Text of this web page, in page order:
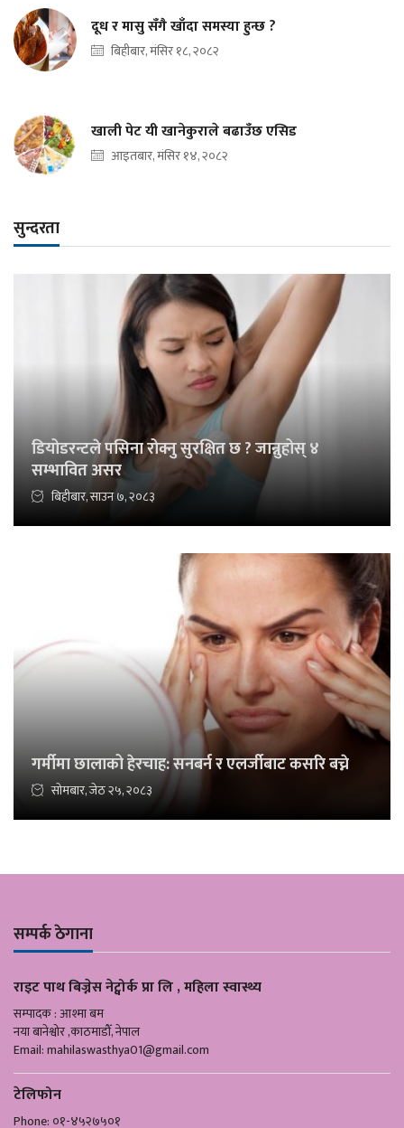
दूध र मासु सँगै खाँदा समस्या हुन्छ ?
बिहीबार, मंसिर १८, २०८२
खाली पेट यी खानेकुराले बढाउँछ एसिड
आइतबार, मंसिर १४, २०८२
सुन्दरता
डियोडरन्टले पसिना रोक्नु सुरक्षित छ ? जान्नुहोस् ४
सम्भावित असर
बिहीबार, साउन ७, २०८३
गर्मीमा छालाको हेरचाह: सनबर्न र एलर्जीबाट कसरि बच्ने
सोमबार, जेठ २५, २०८३
सम्पर्क ठेगाना
राइट पाथ बिज्नेस नेट्वोर्क प्रा लि , महिला स्वास्थ्य
सम्पादक : आश्मा बम
नया बानेश्वोर ,काठमाडौँ, नेपाल
Email:mahilaswasthya01@gmail.com
टेलिफोन
Phone: ०१-४५२७५०१